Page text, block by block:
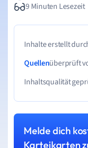
9 Minuten Lesezeit
Inhalte erstellt
Quellenüberprüft
Inhaltsqualität
Melde dich
Karteikarten